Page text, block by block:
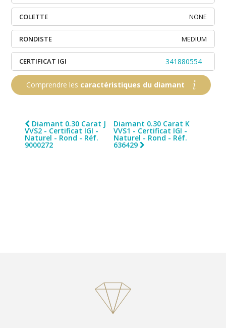
COLETTE NONE
RONDISTE MEDIUM
CERTIFICAT IGI 341880554
Comprendre les caractéristiques du diamant
Diamant 0.30 Carat J
VVS2 - Certificat IGI -
Naturel - Rond - Réf.
9000272
Diamant 0.30 Carat K
VVS1 - Certificat IGI -
Naturel - Rond - Réf.
636429